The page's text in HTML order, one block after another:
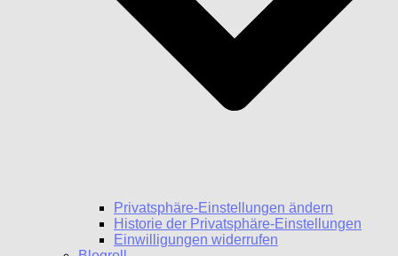
Privatsphäre-Einstellungen ändern
Historie der Privatsphäre-Einstellungen
Einwilligungen widerrufen